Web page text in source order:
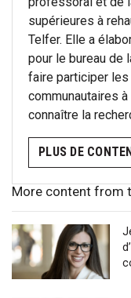
supérieures à
Telfer. Elle a
pour le bureau de
faire participer
communautaires
connaître la
PLUS DE
More content from